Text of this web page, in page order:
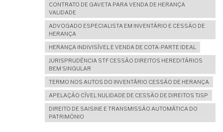
CONTRATO DE GAVETA PARA VENDA DE HERANÇA
VALIDADE
ADVOGADO ESPECIALISTA EM INVENTÁRIO E CESSÃO DE
HERANÇA
HERANÇA INDIVISÍVEL E VENDA DE COTA-PARTE IDEAL
JURISPRUDÊNCIA STF CESSÃO DIREITOS HEREDITÁRIOS
BEM SINGULAR
TERMO NOS AUTOS DO INVENTÁRIO CESSÃO DE HERANÇA
APELAÇÃO CÍVEL NULIDADE DE CESSÃO DE DIREITOS TJSP
DIREITO DE SAISINE E TRANSMISSÃO AUTOMÁTICA DO
PATRIMÔNIO